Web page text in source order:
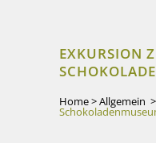
EXKURSION
Home>Allgemein >